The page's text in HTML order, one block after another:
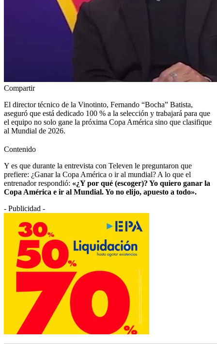
Compartir
El director técnico de la Vinotinto, Fernando “Bocha” Batista,
aseguró que está dedicado 100 % a la selección y trabajará para que
el equipo no solo gane la próxima Copa América sino que clasifique
al Mundial de 2026.
Contenido
Y es que durante la entrevista con Televen le preguntaron que
prefiere: ¿Ganar la Copa América o ir al mundial? A lo que el
entrenador respondió: «¿Y por qué (escoger)? Yo quiero ganar la
Copa América e ir al Mundial. Yo no elijo, apuesto a todo».
- Publicidad -